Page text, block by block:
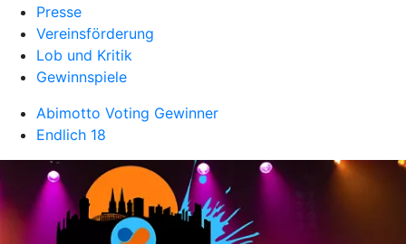
Presse
Vereinsförderung
Lob und Kritik
Gewinnspiele
Abimotto Voting Gewinner
Endlich 18